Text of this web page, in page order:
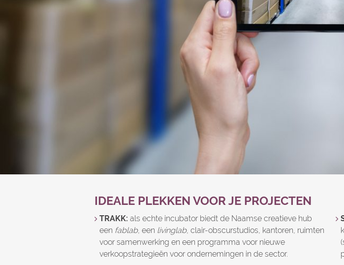
IDEALE PLEKKEN VOOR JE PROJECTEN
TRAKK: als echte incubator biedt de Naamse creatieve hub
een fablab, een livinglab, clair-obscurstudios, kantoren, ruimten
voor samenwerking en een programma voor nieuwe
verkoopstrategieën voor ondernemingen in de sector.